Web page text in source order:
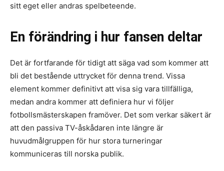
sitt eget eller andras spelbeteende.
En förändring i hur fansen deltar
Det är fortfarande för tidigt att säga vad som kommer att
bli det bestående uttrycket för denna trend. Vissa
element kommer definitivt att visa sig vara tillfälliga,
medan andra kommer att definiera hur vi följer
fotbollsmästerskapen framöver. Det som verkar säkert är
att den passiva TV-åskådaren inte längre är
huvudmålgruppen för hur stora turneringar
kommuniceras till norska publik.